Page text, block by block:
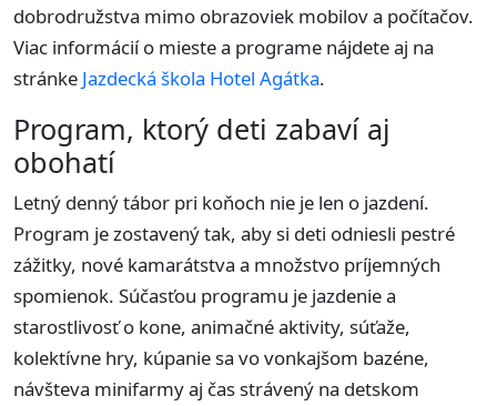
dobrodružstva mimo obrazoviek mobilov a počítačov.
Viac informácií o mieste a programe nájdete aj na
stránke Jazdecká škola Hotel Agátka.
Program, ktorý deti zabaví aj
obohatí
Letný denný tábor pri koňoch nie je len o jazdení.
Program je zostavený tak, aby si deti odniesli pestré
zážitky, nové kamarátstva a množstvo príjemných
spomienok. Súčasťou programu je jazdenie a
starostlivosť o kone, animačné aktivity, súťaže,
kolektívne hry, kúpanie sa vo vonkajšom bazéne,
návšteva minifarmy aj čas strávený na detskom